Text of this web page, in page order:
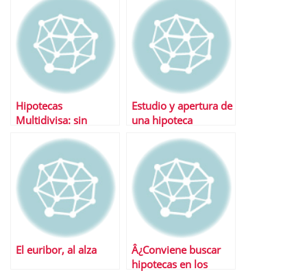
Hipotecas
Multidivisa: sin
atractivo en la
actualidad
Estudio y apertura de
una hipoteca
El euribor, al alza
Â¿Conviene buscar
hipotecas en los